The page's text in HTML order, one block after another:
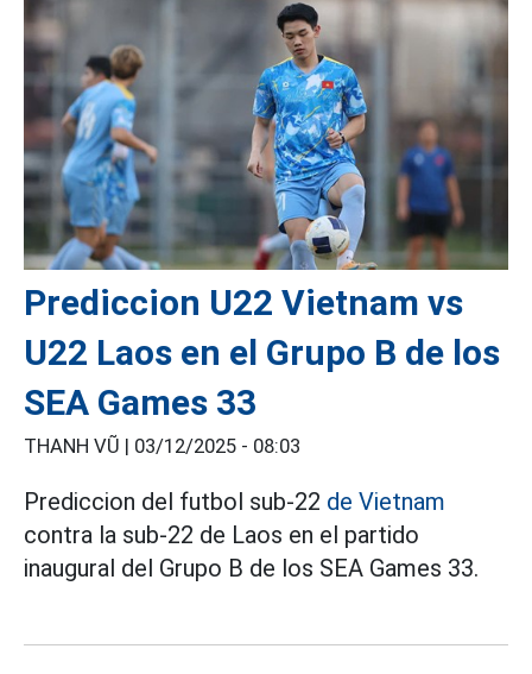
Prediccion U22 Vietnam vs
U22 Laos en el Grupo B de los
SEA Games 33
THANH VŨ | 03/12/2025 - 08:03
Prediccion del futbol sub-22 de Vietnam
contra la sub-22 de Laos en el partido
inaugural del Grupo B de los SEA Games 33.